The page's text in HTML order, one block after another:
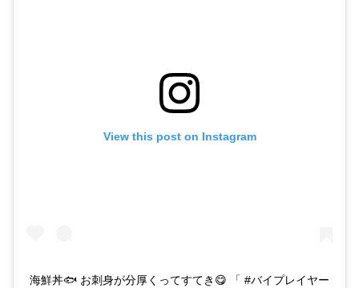
View this post on Instagram
海鮮丼🐟 お刺身が分厚くってすてき😋 「 #バイプレイヤー